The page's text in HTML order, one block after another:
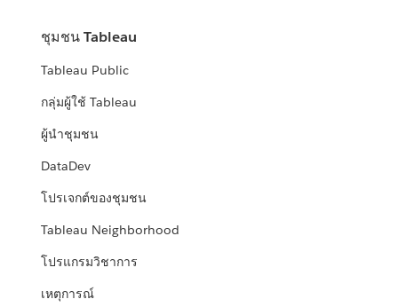
ชุมชน Tableau
Tableau Public
กลุ่มผู้ใช้ Tableau
ผู้นำชุมชน
DataDev
โปรเจกต์ของชุมชน
Tableau Neighborhood
โปรแกรมวิชาการ
เหตุการณ์